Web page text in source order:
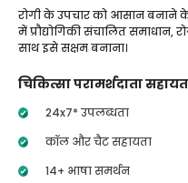
रोगी के उपचार को आसान बनाने
में प्रौद्योगिकी संचालित समाधान,
साथ इसे सक्षम बनाना।
चिकित्सा परामर्शदाता
24x7* उपलब्धता
कॉल और चैट सहायता
14+ भाषा समर्थन